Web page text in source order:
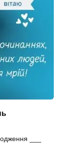
___